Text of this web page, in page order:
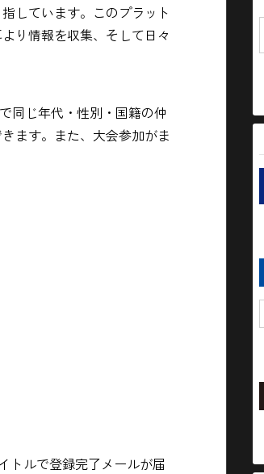
しています。このプラット
り情報を収集、そして日々
同じ年代・性別・国籍の仲
ます。また、大会参加がま
トルで登録完了メールが届